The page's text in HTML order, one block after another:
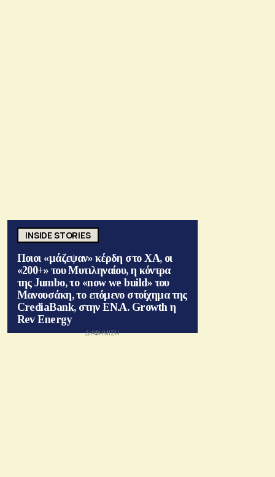
INSIDE STORIES
Ποιοι «μάζεψαν» κέρδη στο ΧΑ, οι
«200+» του Μυτιληναίου, η κόντρα
της Jumbo, το «now we build» του
Μανουσάκη, το επόμενο στοίχημα της
CrediaBank, στην ΕΝ.Α. Growth η
Rev Energy